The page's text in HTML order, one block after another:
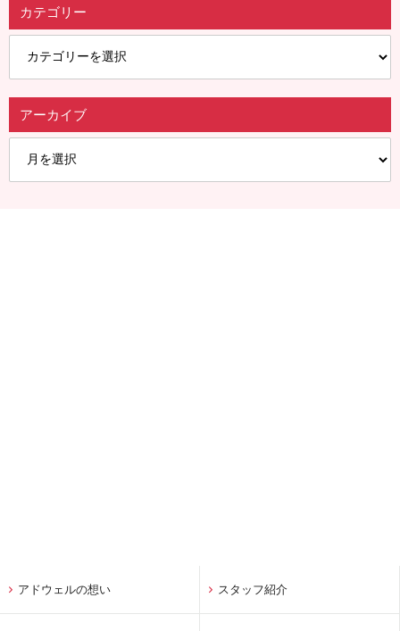
カテゴリー
アーカイブ
アドウェルの想い スタッフ紹介